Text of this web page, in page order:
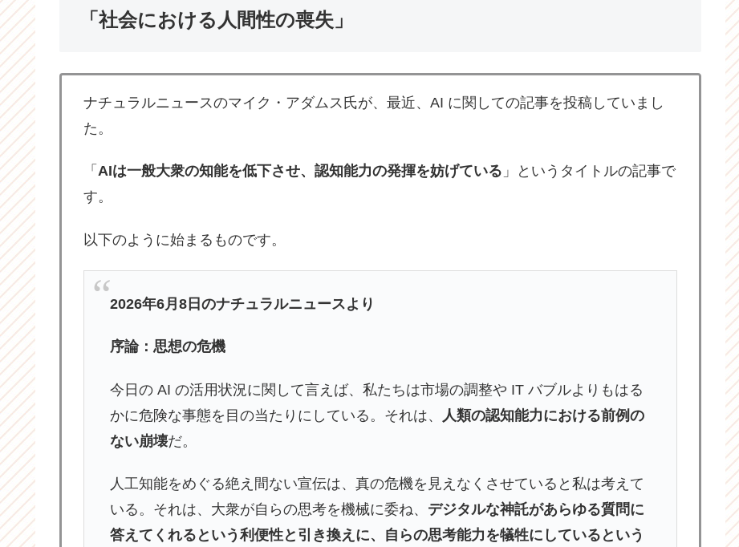
「社会における人間性の喪失」
ナチュラルニュースのマイク・アダムス氏が、最近、AI に関しての記事を投稿していまし
た。
「 AIは一般大衆の知能を低下させ、認知能力の発揮を妨げている 」というタイトルの記事で
す。
以下のように始まるものです。
2026年6月8日のナチュラルニュースより
序論：思想の危機
今日の AI の活用状況に関して言えば、私たちは市場の調整や IT バブルよりもはる
かに危険な事態を目の当たりにしている。それは、
人類の認知能力における前例の
ない崩壊だ。
人工知能をめぐる絶え間ない宣伝は、真の危機を見えなくさせていると私は考えて
いる。それは、大衆が自らの思考を機械に委ね、 デジタルな神託があらゆる質問に
答えてくれるという利便性と引き換えに、自らの思考能力を犠牲にしているという